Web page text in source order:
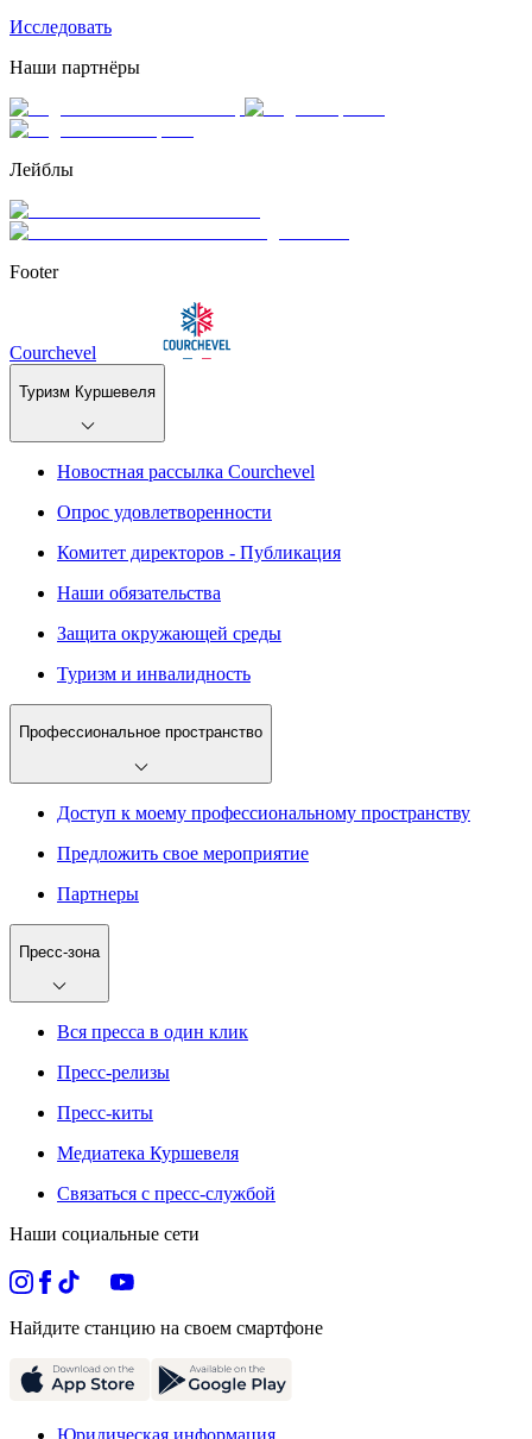
Исследовать
Наши партнёры
Лейблы
Footer
Courchevel
Туризм Куршевеля
Новостная рассылка Courchevel
Опрос удовлетворенности
Комитет директоров - Публикация
Наши обязательства
Защита окружающей среды
Туризм и инвалидность
Профессиональное пространство
Доступ к моему профессиональному пространству
Предложить свое мероприятие
Партнеры
Пресс-зона
Вся пресса в один клик
Пресс-релизы
Пресс-киты
Медиатека Куршевеля
Связаться с пресс-службой
Наши социальные сети
Найдите станцию на своем смартфоне